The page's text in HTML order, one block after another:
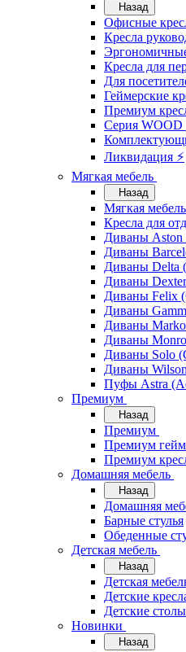
Назад
Офисные
Кресла
Кресла для
Для
Геймерские
Премиум
Серия
Ликвидация ⚡
Мягкая мебель
Назад
Мягкая мебель
Кресла для
Диваны Aston
Диваны
Диваны Delta
Диваны
Диваны Felix
Диваны
Диваны
Диваны
Диваны Solo
Диваны
Пуфы Astra
Премиум
Назад
Премиум
Премиум
Премиум
Домашняя мебель
Назад
Домашняя
Барные стулья
Обеденные
Детская мебель
Назад
Детская
Детские
Детские столы
Новинки
Назад